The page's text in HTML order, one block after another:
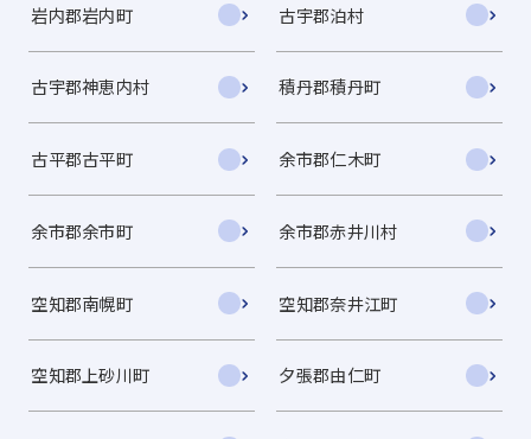
岩内郡岩内町 古宇郡泊村
古宇郡神恵内村 積丹郡積丹町
古平郡古平町 余市郡仁木町
余市郡余市町 余市郡赤井川村
空知郡南幌町 空知郡奈井江町
空知郡上砂川町 夕張郡由仁町